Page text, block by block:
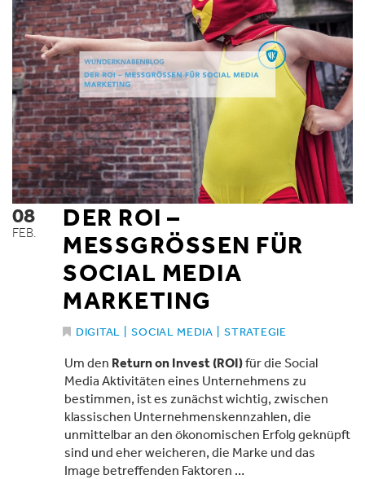
08
FEB.
DER ROI –
MESSGRÖSSEN FÜR S
OCIAL MEDIA M
ARKETING
DIGITAL |SOCIAL MEDIA |STRATEGIE
Um den Return on Invest (ROI)für die Social
Media Aktivitäten eines Unternehmens zu
bestimmen, ist es zunächst wichtig, zwischen
klassischen Unternehmenskennzahlen, die
unmittelbar an den ökonomischen Erfolg geknüpft
sind und eher weicheren, die Marke und das
Image betreffenden Faktoren …